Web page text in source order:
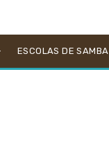
ESCOLAS DE SAMBA